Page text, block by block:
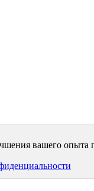
вашего опыта